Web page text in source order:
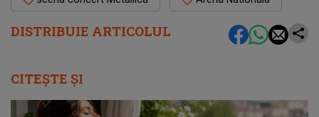
DISTRIBUIE ARTICOLUL
CITEȘTE ȘI